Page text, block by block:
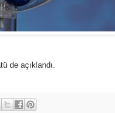
de açıklandı.